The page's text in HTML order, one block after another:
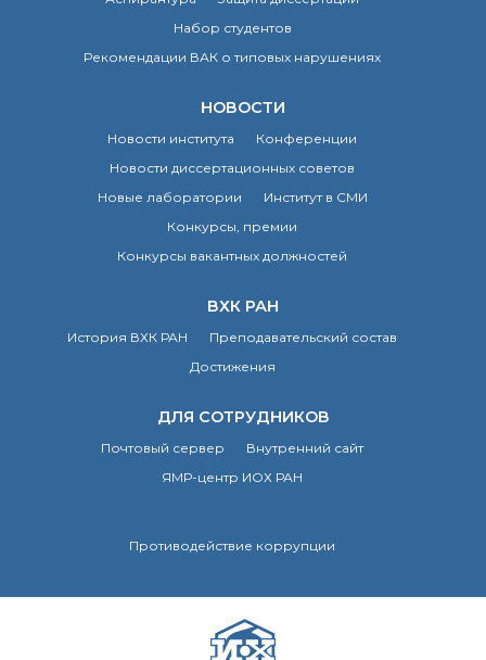
Набор студентов
Рекомендации ВАК о типовых нарушениях
НОВОСТИ
Новости института
Конференции
Новости диссертационных советов
Новые лаборатории
Институт в СМИ
Конкурсы, премии
Конкурсы вакантных должностей
ВХК РАН
История ВХК РАН
Преподавательский состав
Достижения
ДЛЯ СОТРУДНИКОВ
Почтовый сервер
Внутренний сайт
ЯМР-центр ИОХ РАН
Противодействие коррупции